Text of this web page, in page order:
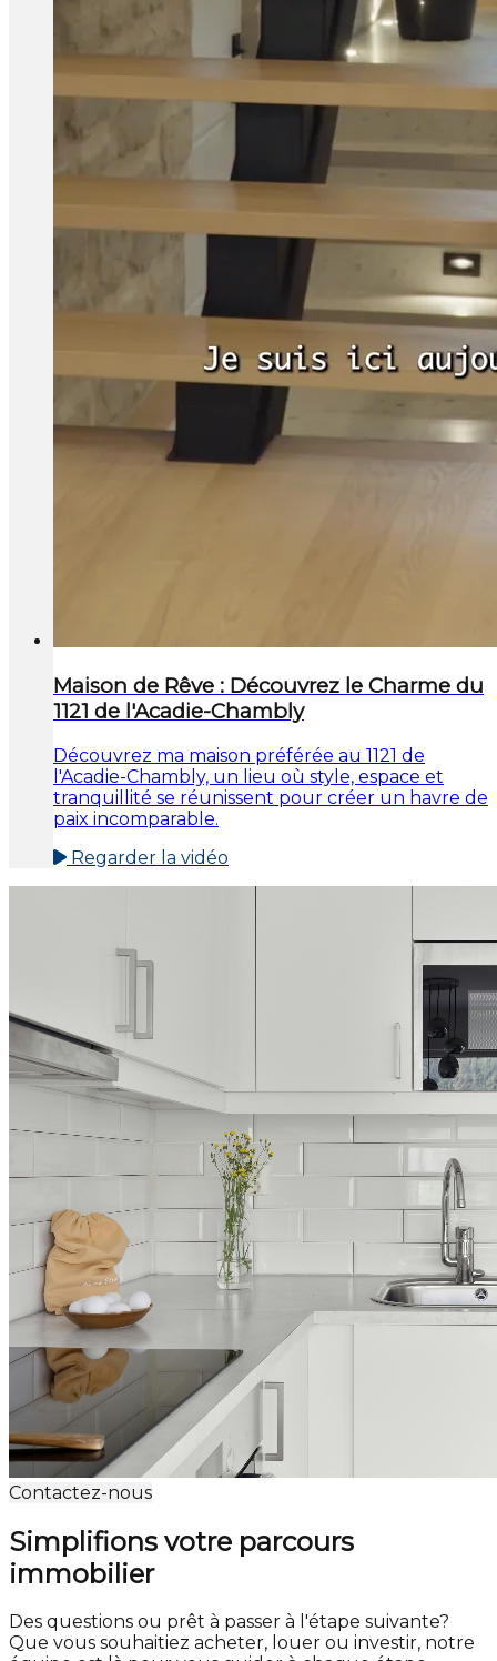
Maison de Rêve : Découvrez le Charme du
1121 de l'Acadie-Chambly
Découvrez ma maison préférée au 1121 de
l'Acadie-Chambly, un lieu où style, espace et
tranquillité se réunissent pour créer un havre de
paix incomparable.
Regarder la vidéo
Contactez-nous
Simplifions votre parcours
immobilier
Des questions ou prêt à passer à l'étape suivante?
Que vous souhaitiez acheter, louer ou investir, notre